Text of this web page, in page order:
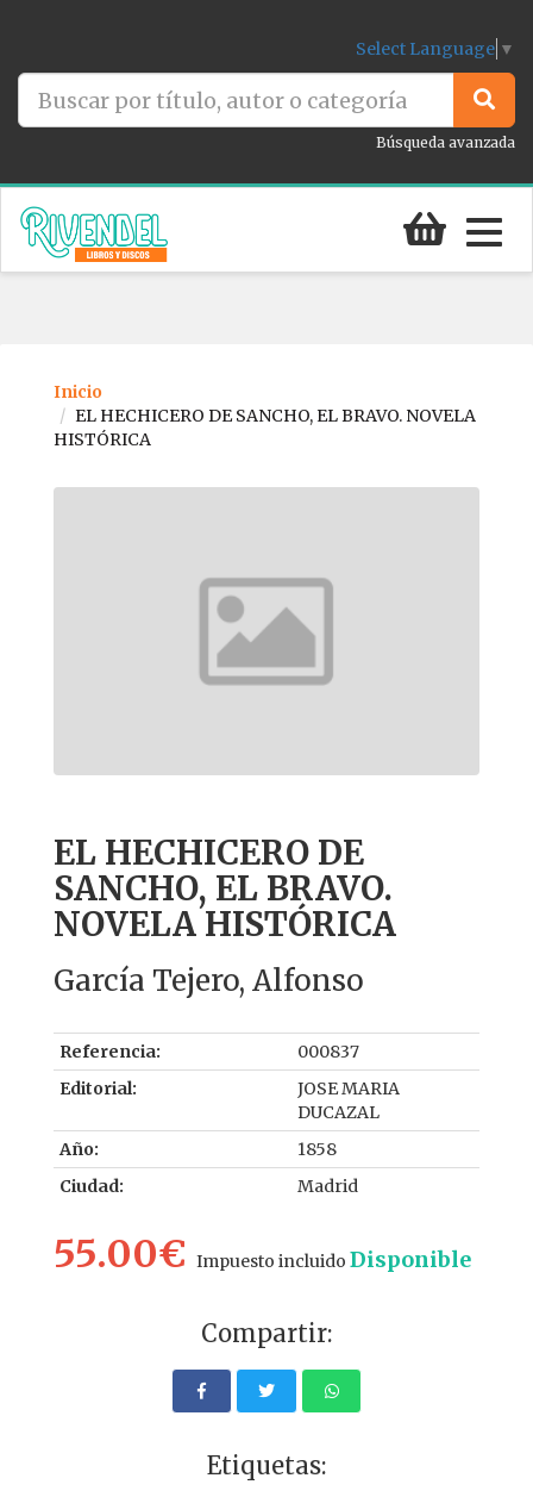
Select Language ▼
Búsqueda avanzada
Inicio
EL HECHICERO DE SANCHO, EL BRAVO. NOVELA
HISTÓRICA
EL HECHICERO DE
SANCHO, EL BRAVO.
NOVELA HISTÓRICA
García Tejero, Alfonso
Referencia:
000837
Editorial:
JOSE MARIA
DUCAZAL
Año:
1858
Ciudad:
Madrid
55.00€ Impuesto incluido Disponible
Compartir:
Etiquetas: